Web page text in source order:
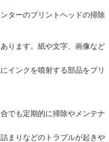
ターのプリントヘッドの掃除
ります。紙や文字、画像など
インクを噴射する部品をプリ
でも定期的に掃除やメンテナ
まりなどのトラブルが起きや